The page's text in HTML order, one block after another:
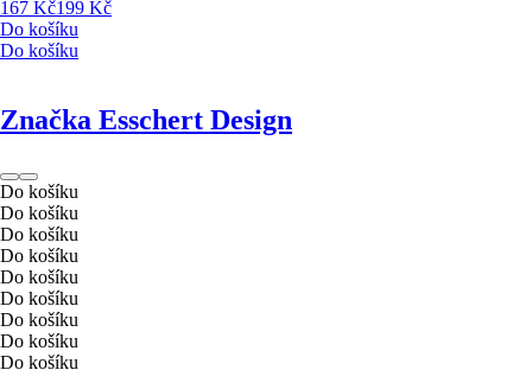
167 Kč199 Kč
Do košíku
Do košíku
Značka Esschert Design
Do košíku
Do košíku
Do košíku
Do košíku
Do košíku
Do košíku
Do košíku
Do košíku
Do košíku